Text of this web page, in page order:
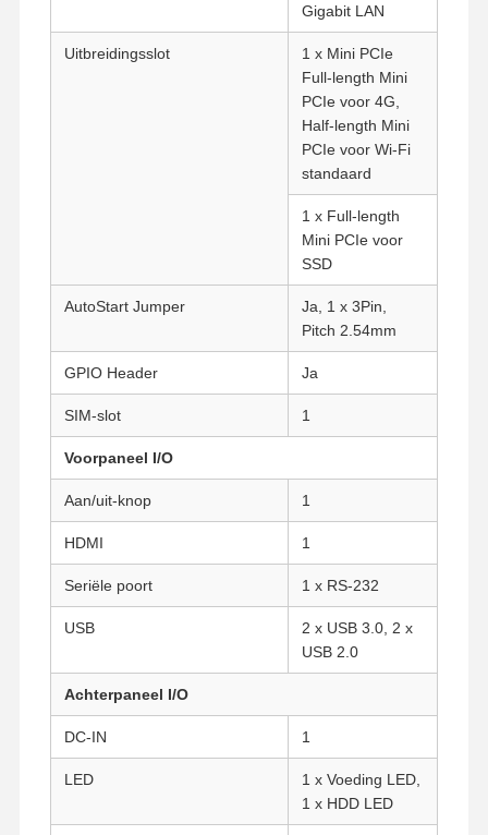
Over Ons Fabrieksreis
Kwaliteitscont
Role
Ons
Praatje Nu
Firewall Mini PC
Industriële Minipc
1U Rackmount PC
POE-mini-pc
NAS Mini PC
Office Mini PC
Gigabit LAN
Uitbreidingsslot
1 x Mini PCIe
Full-length Mini
PCIe voor 4G,
Half-length Mini
PCIe voor Wi-Fi
standaard
1 x Full-length
Mini PCIe voor
SSD
AutoStart Jumper
Ja, 1 x 3Pin,
Pitch 2.54mm
GPIO Header Ja
SIM-slot 1
Voorpaneel I/O
Aan/uit-knop 1
HDMI 1
Seriële poort 1 x RS-232
USB
2 x USB 3.0, 2 x
USB 2.0
Achterpaneel I/O
DC-IN 1
LED
1 x Voeding LED,
1 x HDD LED